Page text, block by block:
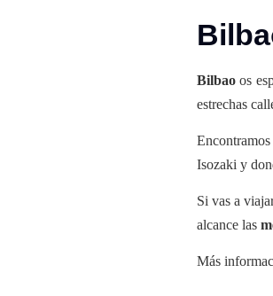
Bilbao os
estrechas
Isozaki y
Si vas a
alcance las
Más